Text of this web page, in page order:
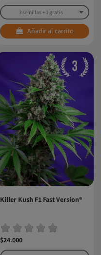
Añadir al carrito
Killer Kush F1 Fast Version®
$24.000